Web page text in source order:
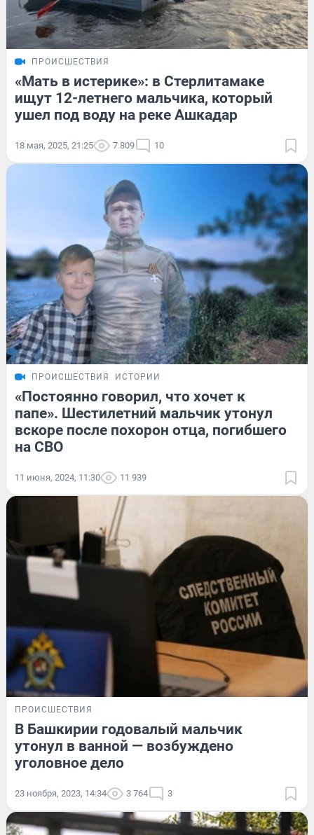
ПРОИСШЕСТВИЯ
«Мать в истерике»: в Стерлитамаке
ищут 12-летнего мальчика, который
ушел под воду на реке Ашкадар
18 мая, 2025, 21:25 7 809 10
ПРОИСШЕСТВИЯ ИСТОРИИ
«Постоянно говорил, что хочет к
папе». Шестилетний мальчик утонул
вскоре после похорон отца, погибшего
на СВО
11 июня, 2024, 11:30 11 939
ПРОИСШЕСТВИЯ
В Башкирии годовалый мальчик
утонул в ванной — возбуждено
уголовное дело
23 ноября, 2023, 14:34 3 764 3